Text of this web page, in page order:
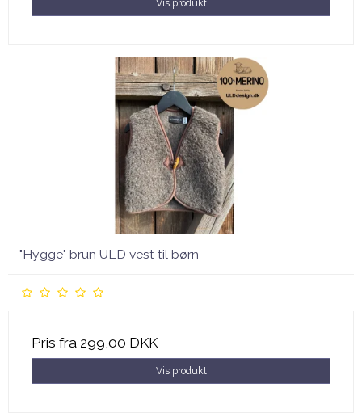
Vis produkt
"Hygge" brun ULD vest til børn
Pris fra 299,00 DKK
Vis produkt